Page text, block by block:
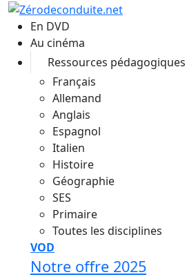
Aller au contenu principal
En DVD
Au cinéma
Ressources pédagogiques
Français
Allemand
Anglais
Espagnol
Italien
Histoire
Géographie
SES
Primaire
Toutes les disciplines
VOD
Notre offre 2025